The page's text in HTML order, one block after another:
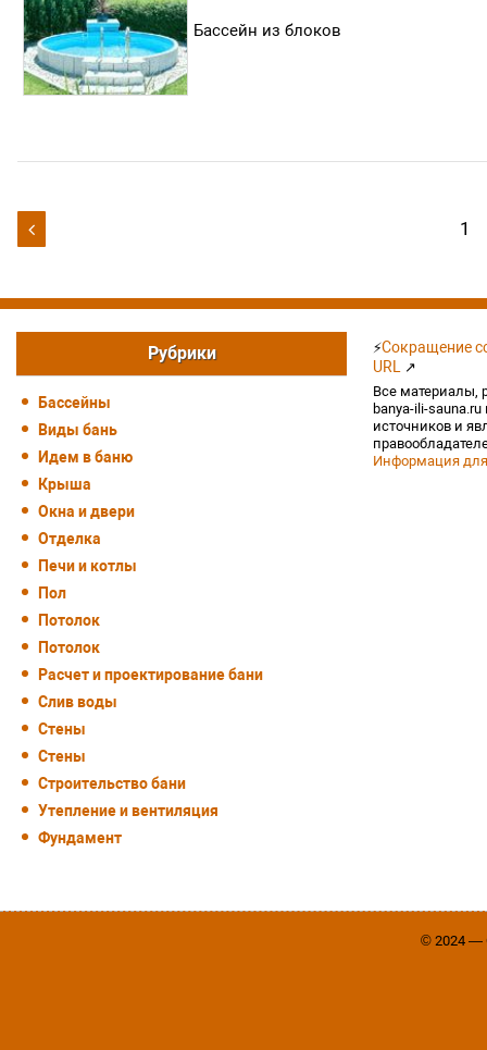
Бассейн из блоков
Навигация
записям
 1
Рубрики
Бассейны
Виды бань
Идем в баню
Крыша
Окна и двери
Отделка
Печи и котлы
Пол
Потолок
Потолок
Расчет и проектирование бани
Слив воды
Стены
Стены
Строительство бани
Утепление и вентиляция
Фундамент
⚡Сокращение
URL
↗
Все материалы,
banya-ili-
источников и
Информация
© 2024 —